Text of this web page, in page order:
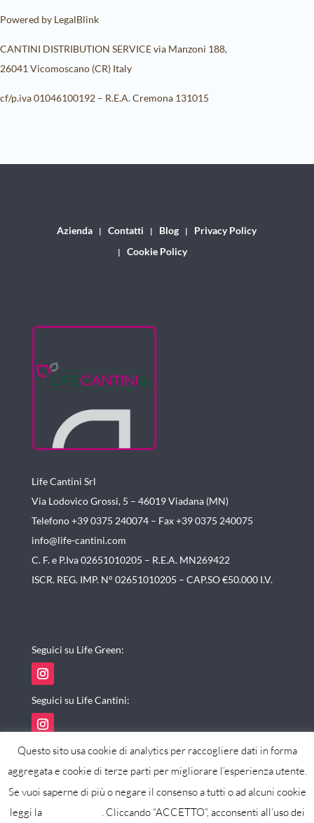
Powered by LegalBlink
CANTINI DISTRIBUTION SERVICE via Manzoni 188,
26041 Vicomoscano (CR) Italy
cf/p.iva 01046100192 – R.E.A. Cremona 131015
Azienda Contatti Blog
Privacy Policy
Cookie Policy
Life Cantini Srl
Via Lodovico Grossi, 5 – 46019Viadana (MN)
Telefono +39 0375 240074 – Fax +39 0375 240075
info@life-cantini.com
C. F. e P.Iva 02651010205 – R.E.A. MN269422
ISCR. REG. IMP. N° 02651010205 – CAP.SO €50.000 I.V.
Seguici su Life Green:
Seguici su Life Cantini:
powered by maxistudio
Questo sito usa cookie di analytics per raccogliere dati in forma
aggregata e cookie di terze parti per migliorare l’esperienza utente.
Se vuoi saperne di più o negare il consenso a tutti o ad alcuni cookie
leggi la
. Cliccando “ACCETTO”, acconsenti all’uso dei